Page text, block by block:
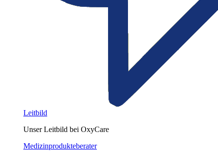
Leitbild
Unser Leitbild bei OxyCare
Medizinprodukteberater